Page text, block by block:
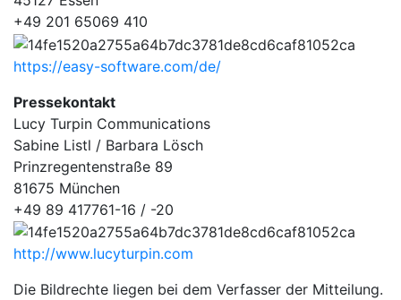
+49 201 65069 410
https://easy-software.com/de/
Pressekontakt
Lucy Turpin Communications
Sabine Listl / Barbara Lösch
Prinzregentenstraße 89
81675 München
+49 89 417761-16 / -20
http://www.lucyturpin.com
Die Bildrechte liegen bei dem Verfasser der Mitteilung.